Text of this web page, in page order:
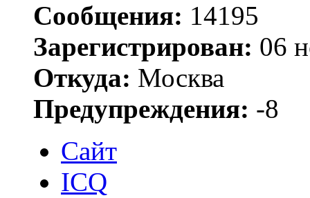
Сообщения: 14195
Зарегистрирован: 06
Откуда: Москва
Предупреждения: -8
Сайт
ICQ